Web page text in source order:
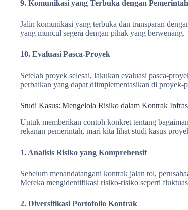
9. Komunikasi yang Terbuka dengan Pemerintah
Jalin komunikasi yang terbuka dan transparan
yang muncul segera dengan pihak yang berwenang.
10. Evaluasi Pasca-Proyek
Setelah proyek selesai, lakukan evaluasi pasca-
perbaikan yang dapat diimplementasikan di proyek-
Studi Kasus: Mengelola Risiko dalam Kontrak
Untuk memberikan contoh konkret tentang
rekanan pemerintah, mari kita lihat studi kasus
1. Analisis Risiko yang Komprehensif
Sebelum menandatangani kontrak jalan tol,
Mereka mengidentifikasi risiko-risiko seperti
2. Diversifikasi Portofolio Kontrak